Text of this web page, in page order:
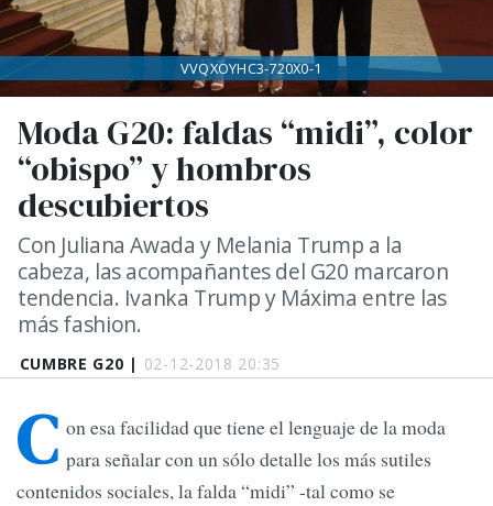
CUMBRE G20 | 02-12-2018 20:35
Moda G20: faldas “midi”, color
“obispo” y hombros
descubiertos
Con Juliana Awada y Melania Trump a la
cabeza, las acompañantes del G20 marcaron
tendencia. Ivanka Trump y Máxima entre las
más fashion.
VVQXOYHC3-720X0-1
C on esa facilidad que tiene el lenguaje de la moda
para señalar con un sólo detalle los más sutiles
contenidos sociales, la falda “midi” -tal como se